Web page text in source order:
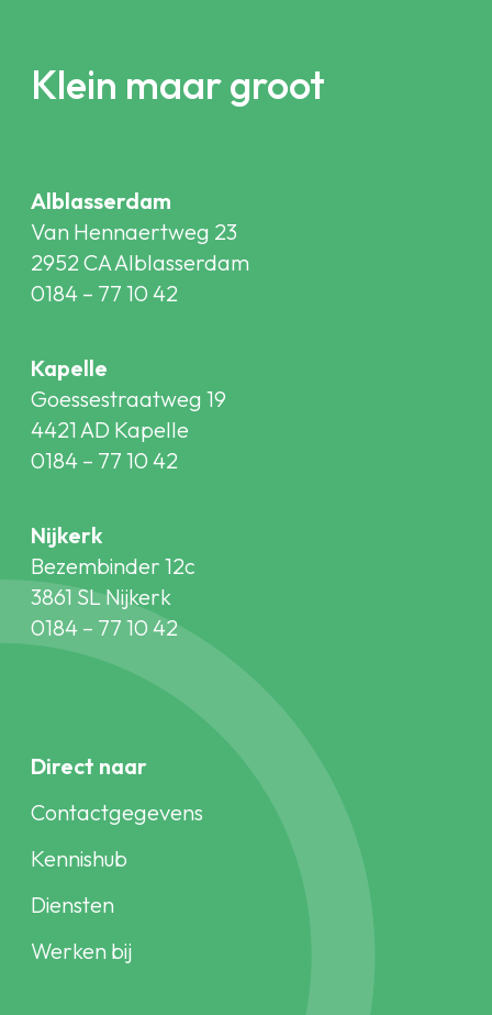
Klein maar groot
Alblasserdam
Van Hennaertweg 23
2952 CA Alblasserdam
0184 – 77 10 42
Kapelle
Goessestraatweg 19
4421 AD Kapelle
0184 – 77 10 42
Nijkerk
Bezembinder 12c
3861 SL Nijkerk
0184 – 77 10 42
Direct naar
Contactgegevens
Kennishub
Diensten
Werken bij